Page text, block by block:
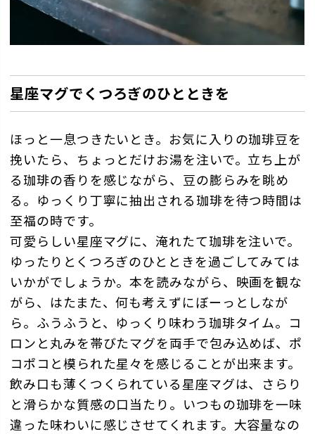
星座マグでくつろぎのひとときを
ほっと一息つきたいとき。お気に入りの珈琲豆を
挽いたら、ちょっとだけお湯を注いで。立ち上が
る珈琲の香りを感じながら、豆の膨らみを眺め
る。ゆっくり丁寧に抽出される珈琲を待つ時間は
至福の時です。
可愛らしい星座マグに、淹れたて珈琲を注いで。
ゆったりとくつろぎのひとときを過ごしてみては
いかがでしょうか。本を読みながら、映画を観な
がら、はたまた、何も考えずにぼーっとしなが
ら。ふうふうと、ゆっくり味わう珈琲タイム。コ
ロンと丸みを帯びたマグを両手で包み込めば、ポ
コポコと模られた星々を感じることが出来ます。
飲み口も薄くつくられている星座マグは、さらり
と滑らかな質感の口当たり。いつもの珈琲を一味
違った味わいに感じさせてくれます。大容量なの